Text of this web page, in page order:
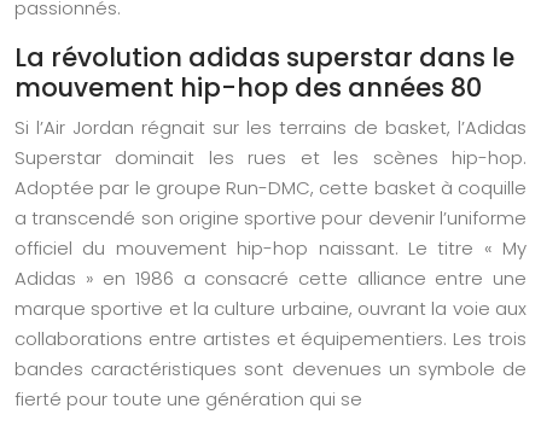
passionnés.
La révolution adidas superstar dans le
mouvement hip-hop des années 80
Si l’Air Jordan régnait sur les terrains de basket, l’Adidas
Superstar dominait les rues et les scènes hip-hop.
Adoptée par le groupe Run-DMC, cette basket à coquille
a transcendé son origine sportive pour devenir l’uniforme
officiel du mouvement hip-hop naissant. Le titre « My
Adidas » en 1986 a consacré cette alliance entre une
marque sportive et la culture urbaine, ouvrant la voie aux
collaborations entre artistes et équipementiers. Les trois
bandes caractéristiques sont devenues un symbole de
fierté pour toute une génération qui se